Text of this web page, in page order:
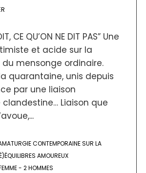
CE QU’ON NE DIT PAS” Une
et acide sur la
mensonge ordinaire.
quarantaine, unis depuis
par une liaison
Liaison que
CONTEMPORAINE SUR LA
AMOUREUX
- 2 HOMMES